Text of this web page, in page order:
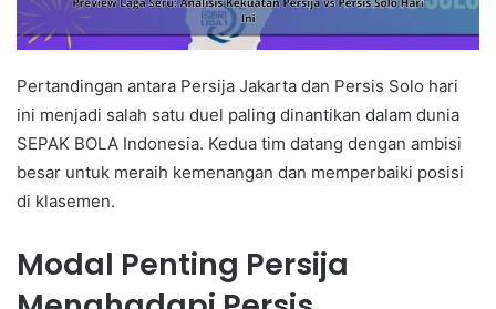
Pertandingan antara Persija Jakarta dan Persis Solo hari
ini menjadi salah satu duel paling dinantikan dalam dunia
SEPAK BOLA Indonesia. Kedua tim datang dengan ambisi
besar untuk meraih kemenangan dan memperbaiki posisi
di klasemen.
Modal Penting Persija